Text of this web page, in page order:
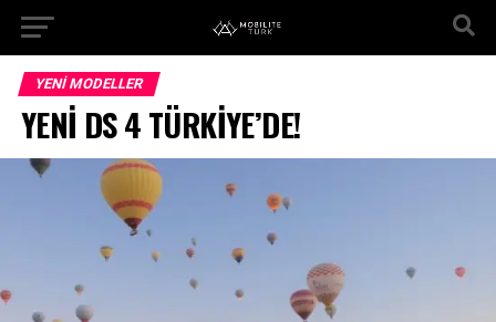
YENI MODELLER
YENİ DS 4 TÜRKİYE’DE!